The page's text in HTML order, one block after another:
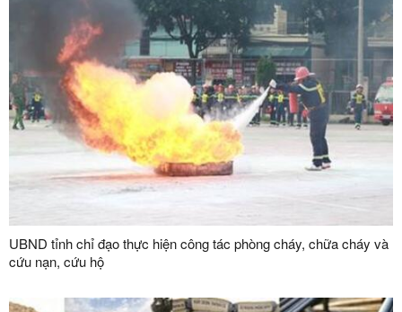
UBND tỉnh chỉ đạo thực hiện công tác phòng cháy, chữa cháy và
cứu nạn, cứu hộ